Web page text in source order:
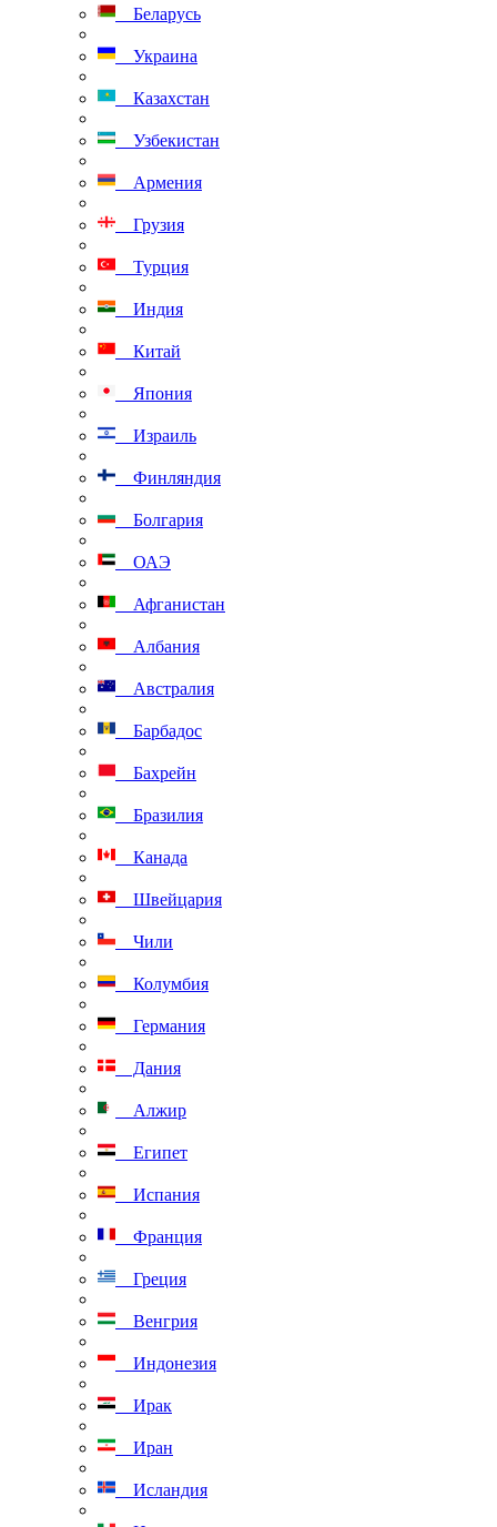
Беларусь
Украина
Казахстан
Узбекистан
Армения
Грузия
Турция
Индия
Китай
Япония
Израиль
Финляндия
Болгария
ОАЭ
Афганистан
Албания
Австралия
Барбадос
Бахрейн
Бразилия
Канада
Швейцария
Чили
Колумбия
Германия
Дания
Алжир
Египет
Испания
Франция
Греция
Венгрия
Индонезия
Ирак
Иран
Исландия